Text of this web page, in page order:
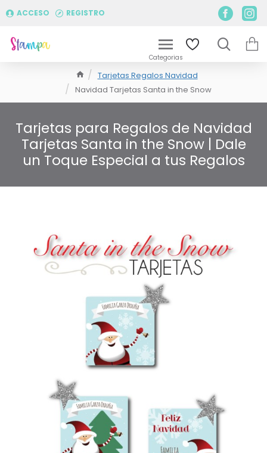
ACCESO REGISTRO
Tarjetas Regalos Navidad
Navidad Tarjetas Santa in the Snow
Tarjetas para Regalos de Navidad
Tarjetas Santa in the Snow | Dale
un Toque Especial a tus Regalos